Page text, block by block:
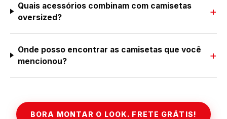
Quais acessórios combinam com camisetas
oversized?
Onde posso encontrar as camisetas que você
mencionou?
BORA MONTAR O LOOK. FRETE GRÁTIS!